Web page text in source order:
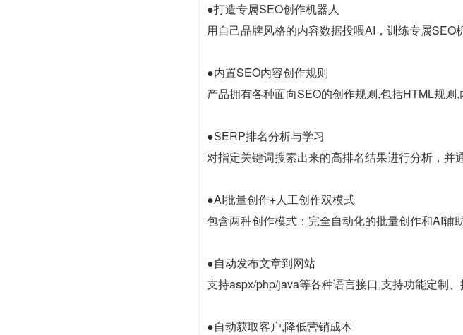
●打造专属SEO创作机器人
用自己品牌风格的内容数据投喂AI，训练专属SEO
●内置SEO内容创作规则
产品拥有各种面向SEO的创作规则,包括HTML规则
●SERP排名分析与学习
对指定关键词搜索出来的高排名结果进行分析，并
●AI批量创作+人工创作双模式
包含两种创作模式：完全自动化的批量创作和AI辅
●自动发布文章到网站
支持aspx/php/java等各种语言接口,支持功能定制
●自动获取客户,降低营销成本